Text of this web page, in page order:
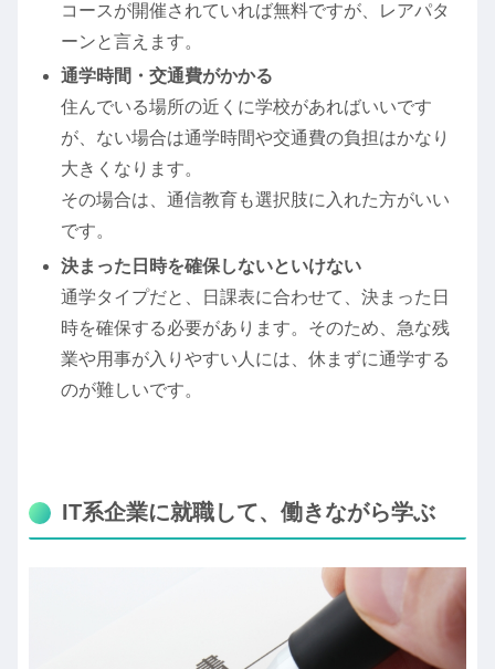
コースが開催されていれば無料ですが、レアパタ
ーンと言えます。
通学時間・交通費がかかる
住んでいる場所の近くに学校があればいいです
が、ない場合は通学時間や交通費の負担はかなり
大きくなります。
その場合は、通信教育も選択肢に入れた方がいい
です。
決まった日時を確保しないといけない
通学タイプだと、日課表に合わせて、決まった日
時を確保する必要があります。そのため、急な残
業や用事が入りやすい人には、休まずに通学する
のが難しいです。
IT系企業に就職して、働きながら学ぶ